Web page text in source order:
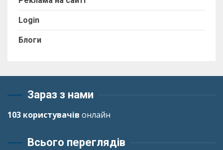
Login
Блоги
Зараз з нами
103 користувачів онлайн
Всього переглядів